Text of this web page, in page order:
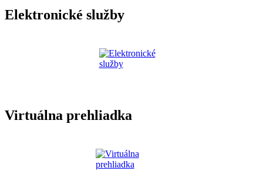
Elektronické služby
Virtuálna prehliadka